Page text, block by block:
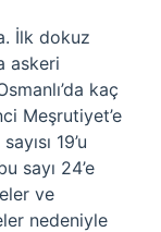
İlk dokuz
askeri
kaç
Meşrutiyet’e
19’u
sayı 24’e
ve
nedeniyle